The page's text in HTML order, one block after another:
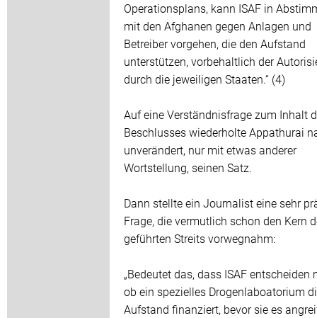
Operationsplans, kann ISAF in
mit den Afghanen gegen Anlagen und
Betreiber vorgehen, die den Aufstand
unterstützen, vorbehaltlich der
durch die jeweiligen Staaten.“ (4)
Auf eine Verständnisfrage zum Inhalt
Beschlusses wiederholte Appathurai
unverändert, nur mit etwas anderer
Wortstellung, seinen Satz.
Dann stellte ein Journalist eine sehr
Frage, die vermutlich schon den Kern
geführten Streits vorwegnahm:
„Bedeutet das, dass ISAF entscheiden
ob ein spezielles Drogenlaboatorium
Aufstand finanziert, bevor sie es